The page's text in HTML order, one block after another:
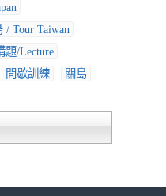
/ Tour Taiwan
題/Lecture
間歇訓練 關島